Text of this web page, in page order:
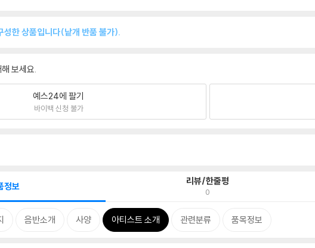
한 상품입니다(낱개 반품 불가).
보세요.
예스24에 팔기
바이백 신청 불가
정보 리뷰/한줄평
0
음반소개 사양 아티스트 소개 관련분류 품목정보